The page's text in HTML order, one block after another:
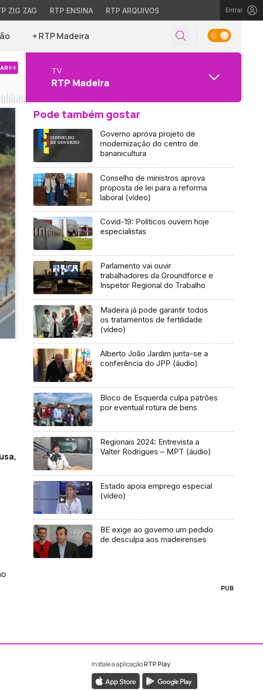
ZIG ZAG RTP ENSINA RTP ARQUIVOS Entrar
+ RTP Madeira
TV
RTP Madeira
Pode também gostar
Governo aprova projeto de
modernização do centro de
bananicultura
Conselho de ministros aprova
proposta de lei para a reforma
laboral (vídeo)
Covid-19: Políticos ouvem hoje
especialistas
Parlamento vai ouvir
trabalhadores da Groundforce e
Inspetor Regional do Trabalho
Madeira já pode garantir todos
os tratamentos de fertilidade
(vídeo)
Alberto João Jardim junta-se a
conferência do JPP (áudio)
Bloco de Esquerda culpa patrões
por eventual rotura de bens
Regionais 2024: Entrevista a
Valter Rodrigues – MPT (áudio)
Estado apoia emprego especial
(vídeo)
BE exige ao governo um pedido
de desculpa aos madeirenses
PUB
Facebook da RTP Madeira
ao Instagram da RTP Madeira
Instale a aplicaçãoRTP Play